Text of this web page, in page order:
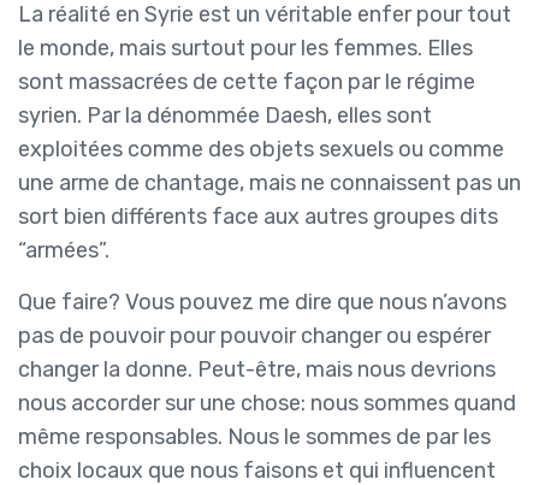
La réalité en Syrie est un véritable enfer pour tout
le monde, mais surtout pour les femmes. Elles
sont massacrées de cette façon par le régime
syrien. Par la dénommée Daesh, elles sont
exploitées comme des objets sexuels ou comme
une arme de chantage, mais ne connaissent pas un
sort bien différents face aux autres groupes dits
“armées”.
Que faire? Vous pouvez me dire que nous n’avons
pas de pouvoir pour pouvoir changer ou espérer
changer la donne. Peut-être, mais nous devrions
nous accorder sur une chose: nous sommes quand
même responsables. Nous le sommes de par les
choix locaux que nous faisons et qui influencent